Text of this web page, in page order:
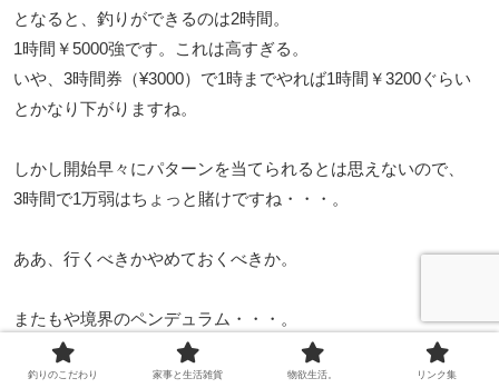
となると、釣りができるのは2時間。
1時間￥5000強です。これは高すぎる。
いや、3時間券（¥3000）で1時までやれば1時間￥3200ぐらい
とかなり下がりますね。
しかし開始早々にパターンを当てられるとは思えないので、
3時間で1万弱はちょっと賭けですね・・・。
ああ、行くべきかやめておくべきか。
またもや境界のペンデュラム・・・。
釣りのこだわり 家事と生活雑貨 物欲生活。 リンク集